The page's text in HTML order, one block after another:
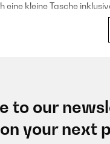
eine kleine Tasche
que je pensais valider
la validation de la
to our
your next